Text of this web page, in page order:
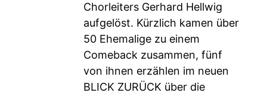
Chorleiters Gerhard Hellwig
aufgelöst. Kürzlich kamen über
50 Ehemalige zu einem
Comeback zusammen, fünf
von ihnen erzählen im neuen
BLICK ZURÜCK über die